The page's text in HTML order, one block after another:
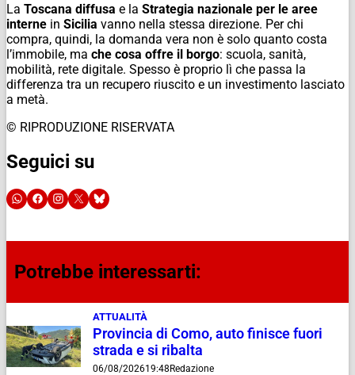
La Toscana diffusa e la Strategia nazionale per le aree
interne in Sicilia vanno nella stessa direzione. Per chi
compra, quindi, la domanda vera non è solo quanto costa
l’immobile, ma che cosa offre il borgo: scuola, sanità,
mobilità, rete digitale. Spesso è proprio lì che passa la
differenza tra un recupero riuscito e un investimento lasciato
a metà.
© RIPRODUZIONE RISERVATA
Seguici su
Potrebbe interessarti:
ATTUALITÀ
Provincia di Como, auto finisce fuori
strada e si ribalta
06/08/202619:48Redazione